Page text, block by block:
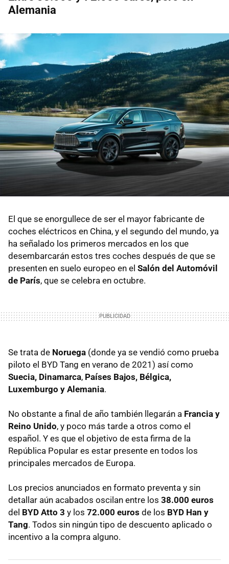
Alemania
El que se enorgullece de ser el mayor fabricante de
coches eléctricos en China, y el segundo del mundo, ya
ha señalado los primeros mercados en los que
desembarcarán estos tres coches después de que se
presenten en suelo europeo en el Salón del Automóvil
de París, que se celebra en octubre.
Se trata de Noruega (donde ya se vendió como prueba
piloto el BYD Tang en verano de 2021) así como
Suecia, Dinamarca, Países Bajos, Bélgica,
Luxemburgo y Alemania.
No obstante a final de año también llegarán a Francia y
Reino Unido, y poco más tarde a otros como el
español. Y es que el objetivo de esta firma de la
República Popular es estar presente en todos los
principales mercados de Europa.
Los precios anunciados en formato preventa y sin
detallar aún acabados oscilan entre los 38.000 euros
del BYD Atto 3 y los 72.000 euros de los BYD Han y
Tang. Todos sin ningún tipo de descuento aplicado o
incentivo a la compra alguno.